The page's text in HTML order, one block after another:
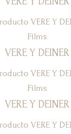
Films
VERE Y DEINER
Films
VERE Y DEINER